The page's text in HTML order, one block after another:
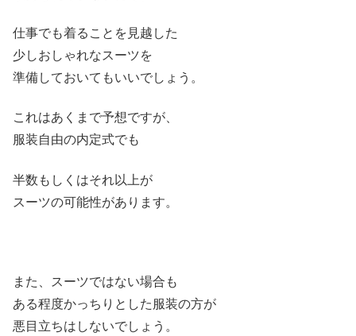
仕事でも着ることを見越した
少しおしゃれなスーツを
準備しておいてもいいでしょう。
これはあくまで予想ですが、
服装自由の内定式でも
半数もしくはそれ以上が
スーツの可能性があります。
また、スーツではない場合も
ある程度かっちりとした服装の方が
悪目立ちはしないでしょう。